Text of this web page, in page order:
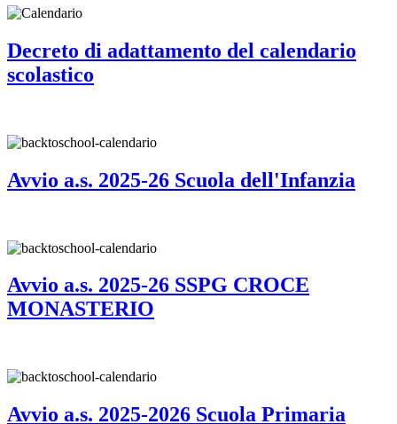
Decreto di adattamento del calendario
scolastico
Avvio a.s. 2025-26 Scuola dell'Infanzia
Avvio a.s. 2025-26 SSPG CROCE
MONASTERIO
Avvio a.s. 2025-2026 Scuola Primaria